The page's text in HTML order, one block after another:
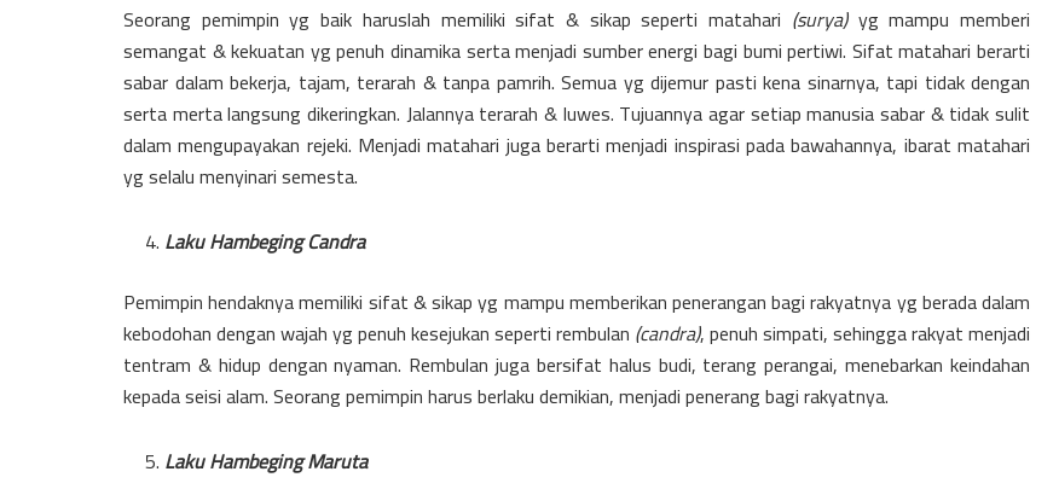
Seorang pemimpin yg baik haruslah memiliki sifat & sikap seperti matahari (surya)yg mampu memberi
semangat & kekuatan yg penuh dinamika serta menjadi sumber energi bagi bumi pertiwi. Sifat matahari berarti
sabar dalam bekerja, tajam, terarah & tanpa pamrih. Semua yg dijemur pasti kena sinarnya, tapi tidak dengan
serta merta langsung dikeringkan. Jalannya terarah & luwes. Tujuannya agar setiap manusia sabar & tidak sulit
dalam mengupayakan rejeki. Menjadi matahari juga berarti menjadi inspirasi pada bawahannya, ibarat matahari
yg selalu menyinari semesta.
Laku Hambeging Candra
Pemimpin hendaknya memiliki sifat & sikap yg mampu memberikan penerangan bagi rakyatnya yg berada dalam
kebodohan dengan wajah yg penuh kesejukan seperti rembulan (candra), penuh simpati, sehingga rakyat menjadi
tentram & hidup dengan nyaman. Rembulan juga bersifat halus budi, terang perangai, menebarkan keindahan
kepada seisi alam. Seorang pemimpin harus berlaku demikian, menjadi penerang bagi rakyatnya.
Laku Hambeging Maruta